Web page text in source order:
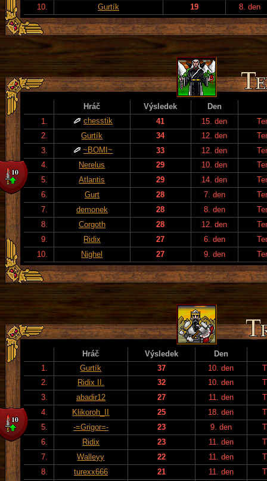
10.
Gurtík 19 8. den
Hráč Výsledek
Den
1.
chesstik 41 15. den
2.
Gurtík 34 12. den
3.
~BOMI~ 33 12. den
4.
Nerelus 29 10. den
5.
Atlantis 29 14. den
6.
Gurt 28 7. den
7.
demonek 28 8. den
8.
Corgoth 28 12. den
9.
Ridix 27 6. den
10.
Nighel 27 9. den
Hráč Výsledek
Den
1.
Gurtík 37 10. den
2.
Ridix II. 32 10. den
3.
abadir12 27 11. den
4.
Klikoroh_II 25 18. den
5.
-=Grigor=- 23 9. den
6.
Ridix 23 11. den
7.
Walleyy 22 11. den
8.
turexx666 21 11. den